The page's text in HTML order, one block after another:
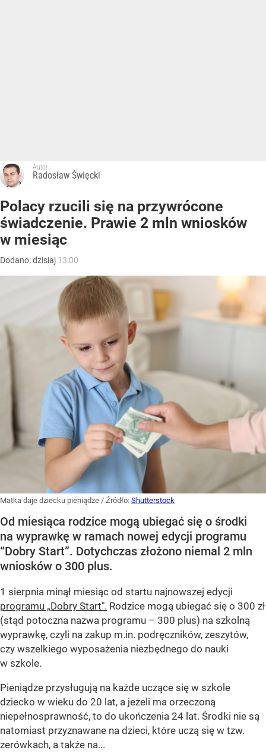
Autor:
Radosław Święcki
Polacy rzucili się na przywrócone
świadczenie. Prawie 2 mln wniosków
w miesiąc
Dodano:dzisiaj 13:00
Matka daje dziecku pieniądze / Źródło: Shutterstock
Od miesiąca rodzice mogą ubiegać się o środki
na wyprawkę w ramach nowej edycji programu
“Dobry Start”. Dotychczas złożono niemal 2 mln
wniosków o 300 plus.
1 sierpnia minął miesiąc od startu najnowszej edycji
programu „Dobry Start". Rodzice mogą ubiegać się o 300 zł
(stąd potoczna nazwa programu – 300 plus) na szkolną
wyprawkę, czyli na zakup m.in. podręczników, zeszytów,
czy wszelkiego wyposażenia niezbędnego do nauki
w szkole.
Pieniądze przysługują na każde uczące się w szkole
dziecko w wieku do 20 lat, a jeżeli ma orzeczoną
niepełnosprawność, to do ukończenia 24 lat. Środki nie są
natomiast przyznawane na dzieci, które uczą się w tzw.
zerówkach, a także na...